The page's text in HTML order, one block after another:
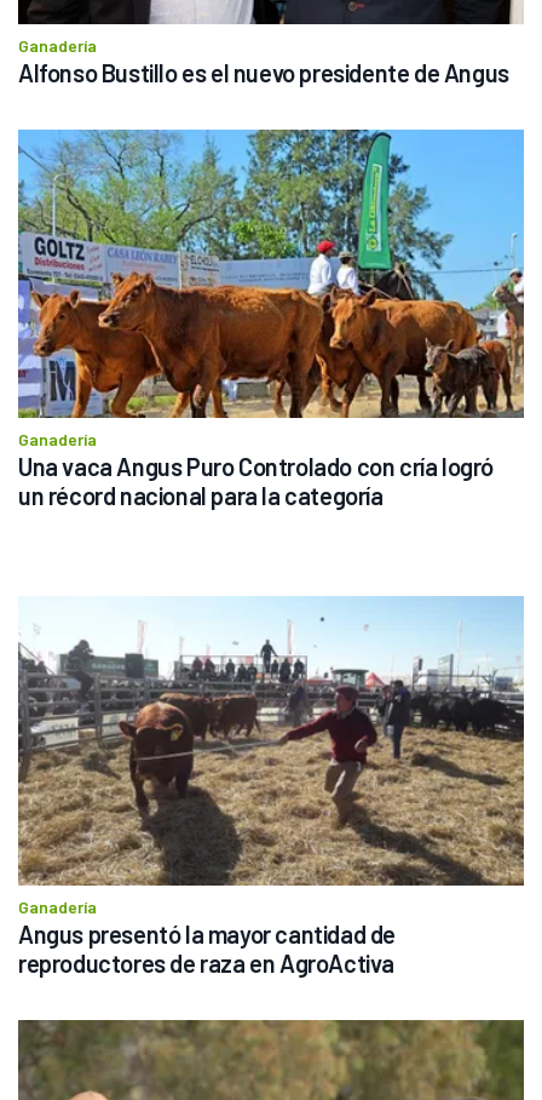
Ganadería
Alfonso Bustillo es el nuevo presidente de Angus
Ganadería
Una vaca Angus Puro Controlado con cría logró
un récord nacional para la categoría
Ganadería
Angus presentó la mayor cantidad de
reproductores de raza en AgroActiva